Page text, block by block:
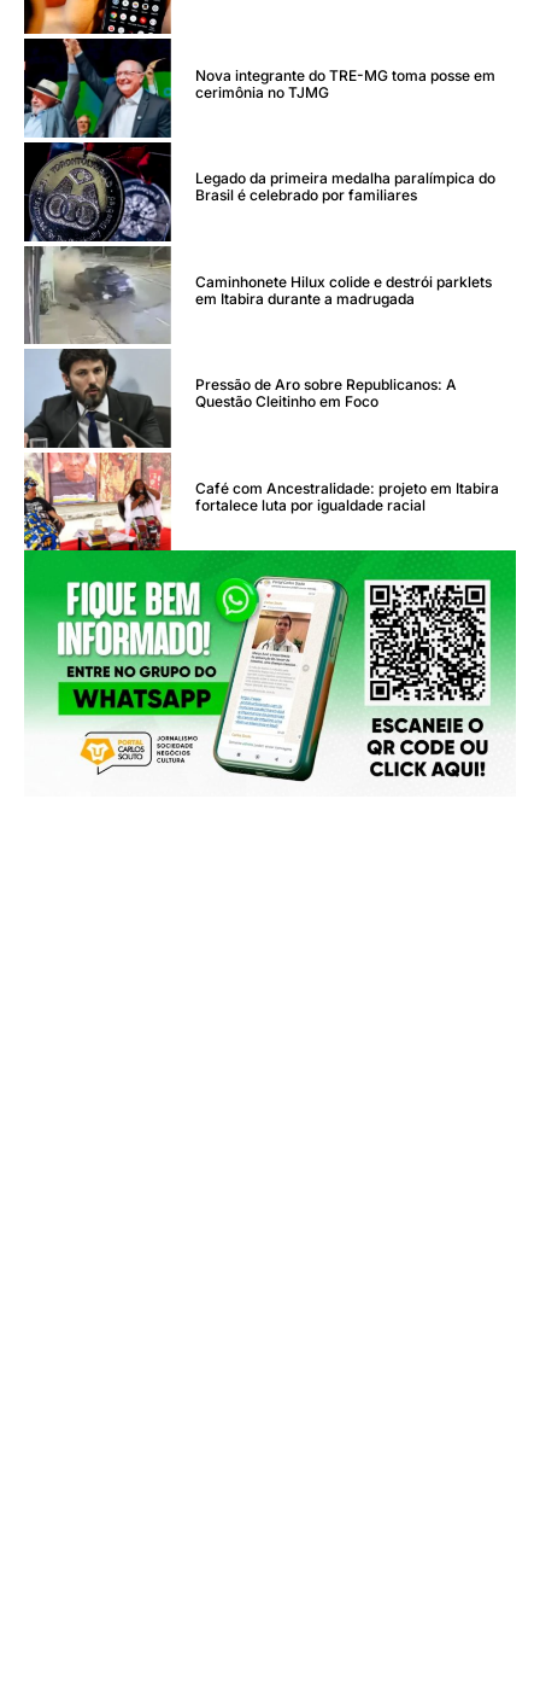
Nova integrante do TRE-MG toma posse em
cerimônia no TJMG
Legado da primeira medalha paralímpica do
Brasil é celebrado por familiares
Caminhonete Hilux colide e destrói parklets
em Itabira durante a madrugada
Pressão de Aro sobre Republicanos: A
Questão Cleitinho em Foco
Café com Ancestralidade: projeto em Itabira
fortalece luta por igualdade racial